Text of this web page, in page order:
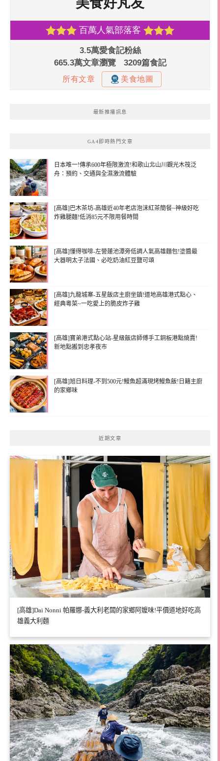
最新推播訊息
GA4即時熱門文章
日本唯一!傳承600年極限激流!和歌山北山川觀光木筏泛
舟：預約、交通與全濕激流體驗
[高雄]巴木茶坊-高雄近40年老店泡沫紅茶簡餐~神級好吃
炸雞腿麵!低消85元不限用餐時間
[高雄]懂得咖啡-左營蓮池潭旁低調人氣高雄麵包!塗醬最
大器明太子法國、必吃奶油紅豆鹽可頌
[高雄]九龍城寨-五星飯店主廚坐鎮!道地高雄港式點心、
經典粵菜~一吃愛上的脆皮炸子雞
[高雄]寶弟港式點心站-星級飯店師傅手工銅板港點燒賣!
新地點搬到忠孝夜市
[高雄]旭日料理-不到500元!鰻魚超滿現烤鰻魚飯!日籍主廚
的家鄉味
近期文章
[高雄]Dai Nonni 帕羅娜-義大利老闆的家鄉阿嬤味!平價道地好吃高
雄義大利麵